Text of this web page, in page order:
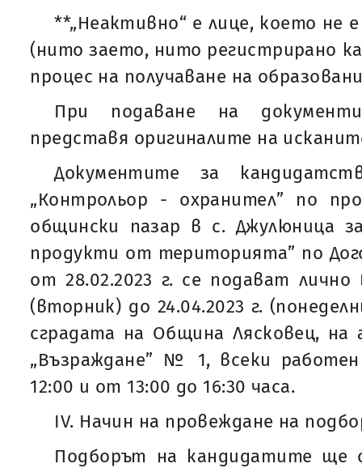
**„Неактивно“ е лице, което не
(нито заето, нито регистрирано
процес на получаване на
При подаване на
представя оригиналите на
Документите за
„Контрольор - охранител” по
общински пазар в с. Джулюница
продукти от територията” по
от 28.02.2023 г. се подават лично
(вторник) до 24.04.2023 г.
сградата на Община Лясковец, на
„Възраждане” № 1, всеки
12:00 и от 13:00 до 16:30 часа.
IV. Начин на провеждане на
Подборът на кандидатите ще